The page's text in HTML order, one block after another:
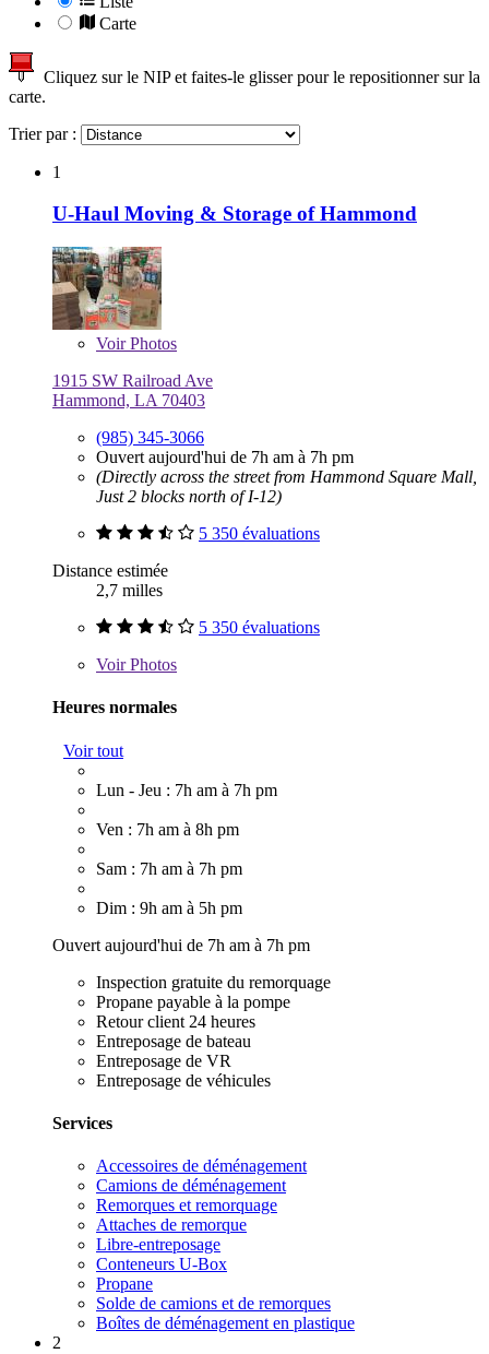
Carte
Cliquez sur le NIP et faites-le glisser pour le repositionner sur la
carte.
Trier par :
1
U-Haul Moving & Storage of Hammond
VoirPhotos
1915 SW Railroad Ave
Hammond, LA 70403
(985) 345-3066
Ouvert aujourd'hui de 7h am à 7h pm
(Directly across the street from Hammond Square Mall,
Just 2 blocks north of I-12)
5 350 évaluations
Distance estimée
2,7 milles
5 350 évaluations
VoirPhotos
Heures normales
Voir tout
Lun - Jeu : 7h am à 7h pm
Ven : 7h am à 8h pm
Sam : 7h am à 7h pm
Dim : 9h am à 5h pm
Ouvert aujourd'hui de 7h am à 7h pm
Inspection gratuite du remorquage
Propane payable à la pompe
Retour client 24 heures
Entreposage de bateau
Entreposage de VR
Entreposage de véhicules
Services
Accessoires de déménagement
Camions de déménagement
Remorques et remorquage
Attaches de remorque
Libre-entreposage
Conteneurs U-Box
Propane
Solde de camions et de remorques
Boîtes de déménagement en plastique
2